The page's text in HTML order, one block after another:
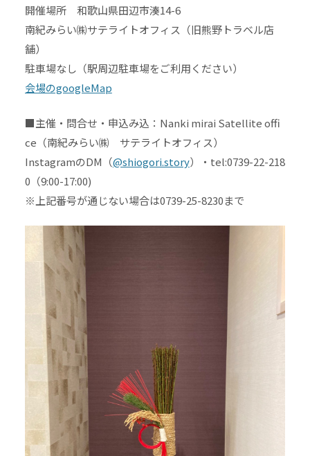
開催場所 和歌山県田辺市湊14-6
南紀みらい㈱サテライトオフィス（旧熊野トラベル店
舗）
駐車場なし（駅周辺駐車場をご利用ください）
会場のgoogleMap
■主催・問合せ・申込み込：Nanki mirai Satellite offi
ce（南紀みらい㈱ サテライトオフィス）
InstagramのDM（@shiogori.story）・tel:0739-22-218
0（9:00-17:00)
※上記番号が通じない場合は0739-25-8230まで